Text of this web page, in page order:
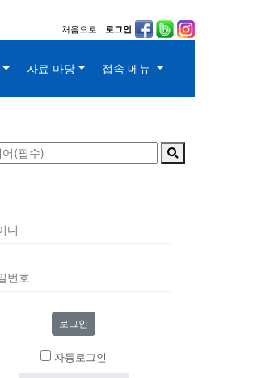
처음으로 로그인
자료 마당 접속 메뉴
자동로그인